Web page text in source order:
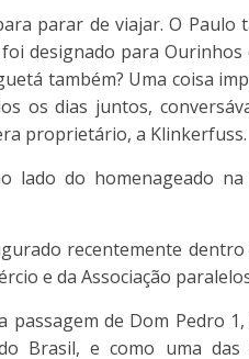
parar de viajar. O
designado para Ourinhos
também? Uma coisa
os dias juntos,
proprietário, a Klinkerfuss.
do homenageado
recentemente
e da Associação
de Dom Pedro
Brasil, e como uma das